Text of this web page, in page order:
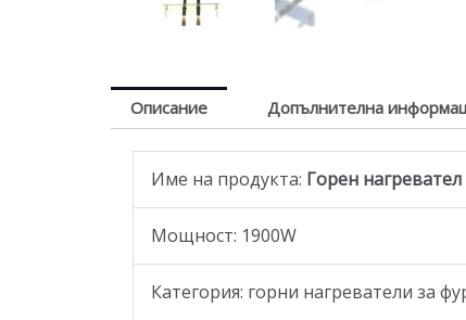
Описание Допълнителна
Име на продукта: Горен
Мощност: 1900W
Категория: горни нагреватели за